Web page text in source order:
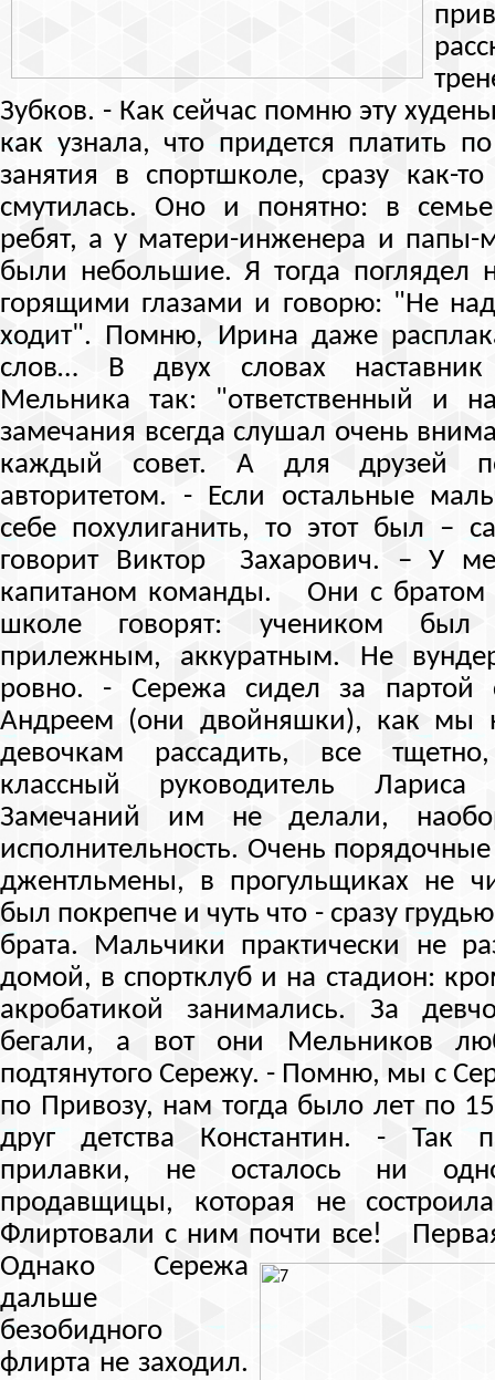
Зубков. - Как сейчас помню эту
как узнала, что придется платить
занятия в спортшколе, сразу как-
смутилась. Оно и понятно: в семье
ребят, а у матери-инженера и папы-
были небольшие. Я тогда поглядел
горящими глазами и говорю: "Не
ходит". Помню, Ирина даже
слов… В двух словах наставник
Мельника так: "ответственный и
замечания всегда слушал очень
каждый совет. А для друзей
авторитетом. - Если остальные
себе похулиганить, то этот был –
говорит Виктор Захарович. – У
капитаном команды. Они с
школе говорят: учеником был
прилежным, аккуратным. Не
ровно. - Сережа сидел за партой
Андреем (они двойняшки), как мы
девочкам рассадить, все
классный руководитель
Замечаний им не делали,
исполнительность. Очень
джентльмены, в прогульщиках не
был покрепче и чуть что - сразу
брата. Мальчики практически не
домой, в спортклуб и на стадион:
акробатикой занимались. За
бегали, а вот они Мельников
подтянутого Сережу. - Помню, мы с
по Привозу, нам тогда было лет по
друг детства Константин. -
прилавки, не осталось ни
продавщицы, которая не
Флиртовали с ним почти все!
Однако Сережа
дальше
безобидного
флирта не заходил.